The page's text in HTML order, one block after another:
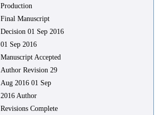
Production
Final Manuscript
Decision 01 Sep 2016
01 Sep 2016
Manuscript Accepted
Author Revision 29
Aug 2016 01 Sep
2016 Author
Revisions Complete